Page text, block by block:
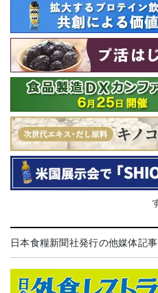
日本食糧新聞社発行の他媒体記事